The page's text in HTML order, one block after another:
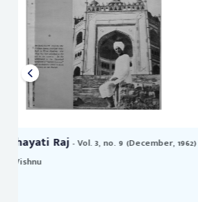
Panchayati Raj- Vol. 6, no. 3 (June, 1965)
Shome, A. P.